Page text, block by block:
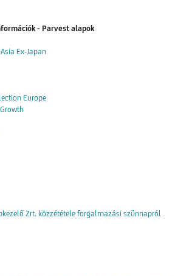
- Parvest alapok
Ex-Japan
Europe
Zrt. közzététele forgalmazási szünnapról